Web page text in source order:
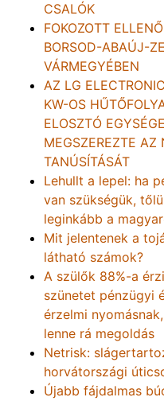
CSALÓK
FOKOZOTT
BORSOD-ABAÚJ-
VÁRMEGYÉBEN
AZ LG
KW-OS
ELOSZTÓ EGYSÉGE
MEGSZEREZTE AZ
TANÚSÍTÁSÁT
Lehullt a lepel: ha
van szükségük,
leginkább a
Mit jelentenek a
látható számok?
A szülők 88%-a
szünetet pénzügyi
érzelmi
lenne rá megoldás
Netrisk:
horvátországi
Újabb fájdalmas